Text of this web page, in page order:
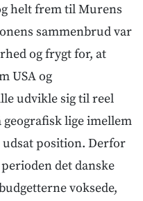
helt frem til Murens
sammenbrud var
og frygt for, at
USA og
udvikle sig til reel
lige imellem
udsat position. Derfor
det danske
voksede,